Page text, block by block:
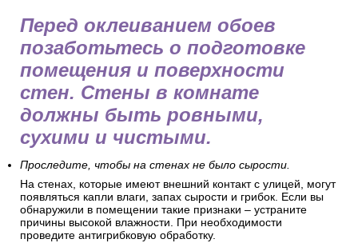
Перед оклеиванием обоев
позаботьтесь о подготовке
помещения и поверхности
стен. Стены в комнате
должны быть ровными,
сухими и чистыми.
Проследите, чтобы на стенах не было сырости.
На стенах, которые имеют внешний контакт с улицей, могут
появляться капли влаги, запах сырости и грибок. Если вы
обнаружили в помещении такие признаки – устраните
причины высокой влажности. При необходимости
проведите антигрибковую обработку.